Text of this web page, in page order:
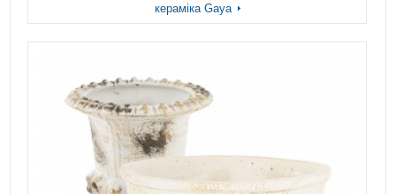
кераміка Gaya